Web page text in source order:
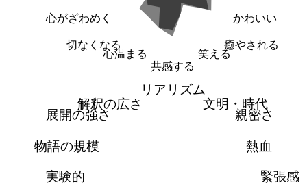
かわいい
癒やされる
笑える
共感する
心温まる
切なくなる
心がざわめく
リアリズム
文明・時代
親密さ
熱血
緊張感
実験的
物語の規模
展開の強さ
解釈の広さ